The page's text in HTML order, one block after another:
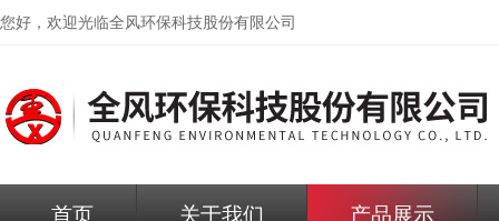
您好，欢迎光临全风环保科技股份有限公司
首页 关于我们 产品展示